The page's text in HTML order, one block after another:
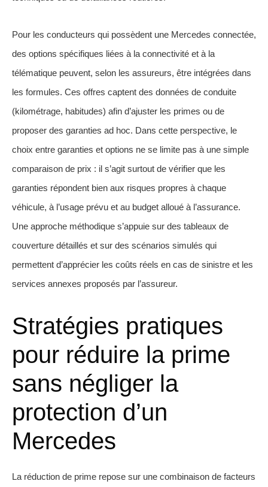
Pour les conducteurs qui possèdent une Mercedes connectée,
des options spécifiques liées à la connectivité et à la
télématique peuvent, selon les assureurs, être intégrées dans
les formules. Ces offres captent des données de conduite
(kilométrage, habitudes) afin d’ajuster les primes ou de
proposer des garanties ad hoc. Dans cette perspective, le
choix entre garanties et options ne se limite pas à une simple
comparaison de prix : il s’agit surtout de vérifier que les
garanties répondent bien aux risques propres à chaque
véhicule, à l’usage prévu et au budget alloué à l’assurance.
Une approche méthodique s’appuie sur des tableaux de
couverture détaillés et sur des scénarios simulés qui
permettent d’apprécier les coûts réels en cas de sinistre et les
services annexes proposés par l’assureur.
Stratégies pratiques
pour réduire la prime
sans négliger la
protection d’un
Mercedes
La réduction de prime repose sur une combinaison de facteurs